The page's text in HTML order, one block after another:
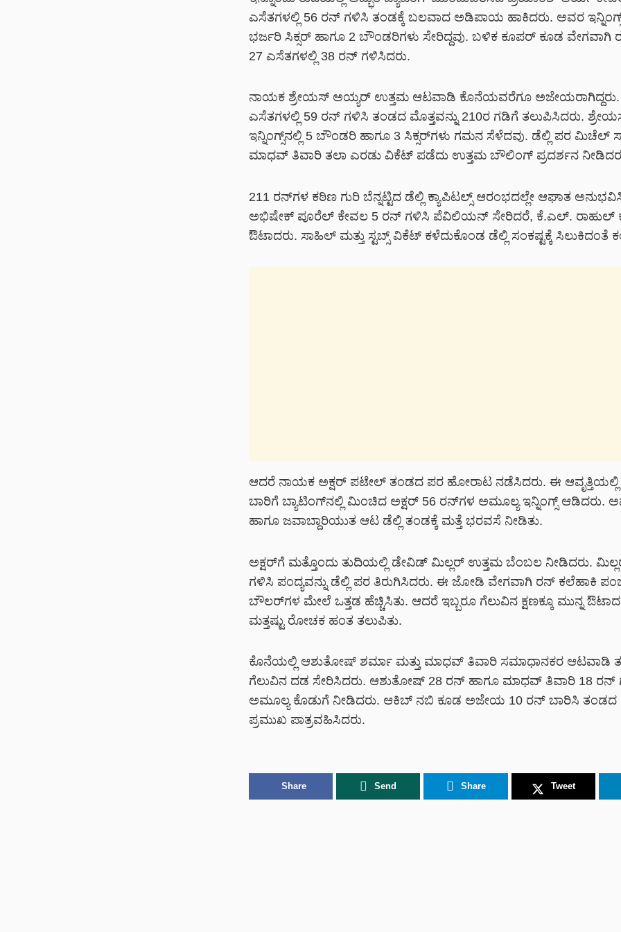
ಎಸೆತಗಳಲ್ಲಿ 56 ರನ್ ಗಳಿಸಿ ತಂಡಕ್ಕೆ ಬಲವಾದ ಅಡಿಪಾಯ ಹಾಕಿದರು. ಅವರ
ಭರ್ಜರಿ ಸಿಕ್ಸರ್ ಹಾಗೂ 2 ಬೌಂಡರಿಗಳು ಸೇರಿದ್ದವು. ಬಳಿಕ ಕೂಪರ್ ಕೂಡ ವೇಗವಾಗಿ
27 ಎಸೆತಗಳಲ್ಲಿ 38 ರನ್ ಗಳಿಸಿದರು.
ನಾಯಕ ಶ್ರೇಯಸ್ ಅಯ್ಯರ್ ಉತ್ತಮ ಆಟವಾಡಿ ಕೊನೆಯವರೆಗೂ ಅಜೇಯರಾಗಿದ್ದರು.
ಎಸೆತಗಳಲ್ಲಿ 59 ರನ್ ಗಳಿಸಿ ತಂಡದ ಮೊತ್ತವನ್ನು 210ರ ಗಡಿಗೆ ತಲುಪಿಸಿದರು.
ಇನ್ನಿಂಗ್ಸ್‌ನಲ್ಲಿ 5 ಬೌಂಡರಿ ಹಾಗೂ 3 ಸಿಕ್ಸರ್‌ಗಳು ಗಮನ ಸೆಳೆದವು. ಡೆಲ್ಲಿ ಪರ ಮಿಚೆಲ್
ಮಾಧವ್ ತಿವಾರಿ ತಲಾ ಎರಡು ವಿಕೆಟ್ ಪಡೆದು ಉತ್ತಮ ಬೌಲಿಂಗ್ ಪ್ರದರ್ಶನ
211 ರನ್‌ಗಳ ಕಠಿಣ ಗುರಿ ಬೆನ್ನಟ್ಟಿದ ಡೆಲ್ಲಿ ಕ್ಯಾಪಿಟಲ್ಸ್ ಆರಂಭದಲ್ಲೇ ಆಘಾತ
ಅಭಿಷೇಕ್ ಪೂರೆಲ್ ಕೇವಲ 5 ರನ್ ಗಳಿಸಿ ಪೆವಿಲಿಯನ್ ಸೇರಿದರೆ, ಕೆ.ಎಲ್. ರಾಹುಲ್
ಔಟಾದರು. ಸಾಹಿಲ್ ಮತ್ತು ಸ್ಟಬ್ಸ್ ವಿಕೆಟ್ ಕಳೆದುಕೊಂಡ ಡೆಲ್ಲಿ ಸಂಕಷ್ಟಕ್ಕೆ ಸಿಲುಕಿದಂತೆ
ಆದರೆ ನಾಯಕ ಅಕ್ಷರ್ ಪಟೇಲ್ ತಂಡದ ಪರ ಹೋರಾಟ ನಡೆಸಿದರು. ಈ
ಬಾರಿಗೆ ಬ್ಯಾಟಿಂಗ್‌ನಲ್ಲಿ ಮಿಂಚಿದ ಅಕ್ಷರ್ 56 ರನ್‌ಗಳ ಅಮೂಲ್ಯ ಇನ್ನಿಂಗ್ಸ್ ಆಡಿದರು.
ಹಾಗೂ ಜವಾಬ್ದಾರಿಯುತ ಆಟ ಡೆಲ್ಲಿ ತಂಡಕ್ಕೆ ಮತ್ತೆ ಭರವಸೆ ನೀಡಿತು.
ಅಕ್ಷರ್‌ಗೆ ಮತ್ತೊಂದು ತುದಿಯಲ್ಲಿ ಡೇವಿಡ್ ಮಿಲ್ಲರ್ ಉತ್ತಮ ಬೆಂಬಲ ನೀಡಿದರು.
ಗಳಿಸಿ ಪಂದ್ಯವನ್ನು ಡೆಲ್ಲಿ ಪರ ತಿರುಗಿಸಿದರು. ಈ ಜೋಡಿ ವೇಗವಾಗಿ ರನ್ ಕಲೆಹಾಕಿ
ಬೌಲರ್‌ಗಳ ಮೇಲೆ ಒತ್ತಡ ಹೆಚ್ಚಿಸಿತು. ಆದರೆ ಇಬ್ಬರೂ ಗೆಲುವಿನ ಕ್ಷಣಕ್ಕೂ ಮುನ್ನ ಔಟಾದ
ಮತ್ತಷ್ಟು ರೋಚಕ ಹಂತ ತಲುಪಿತು.
ಕೊನೆಯಲ್ಲಿ ಆಶುತೋಷ್ ಶರ್ಮಾ ಮತ್ತು ಮಾಧವ್ ತಿವಾರಿ ಸಮಾಧಾನಕರ ಆಟವಾಡಿ
ಗೆಲುವಿನ ದಡ ಸೇರಿಸಿದರು. ಆಶುತೋಷ್ 28 ರನ್ ಹಾಗೂ ಮಾಧವ್ ತಿವಾರಿ 18 ರನ್
ಅಮೂಲ್ಯ ಕೊಡುಗೆ ನೀಡಿದರು. ಆಕಿಬ್ ನಬಿ ಕೂಡ ಅಜೇಯ 10 ರನ್ ಬಾರಿಸಿ ತಂಡದ
ಪ್ರಮುಖ ಪಾತ್ರವಹಿಸಿದರು.
Share Send Share Tweet